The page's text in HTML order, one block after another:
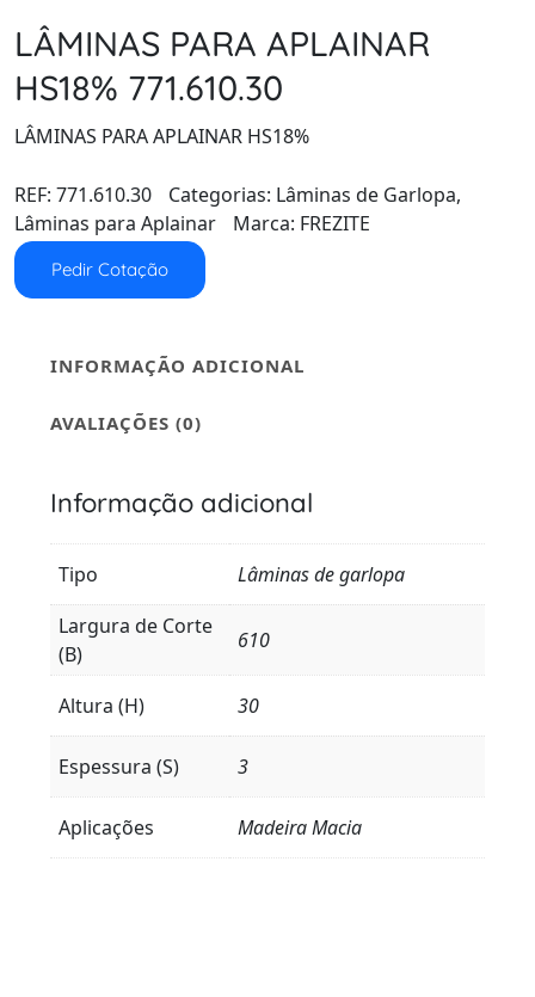
LÂMINAS PARA APLAINAR
HS18% 771.610.30
LÂMINAS PARA APLAINAR HS18%
REF: 771.610.30 Categorias: Lâminas de Garlopa,
Lâminas para Aplainar
Marca: FREZITE
Pedir Cotação
INFORMAÇÃO ADICIONAL
AVALIAÇÕES (0)
Informação adicional
Tipo
Lâminas de garlopa
Largura de Corte
(B)
610
Altura (H) 30
Espessura (S) 3
Aplicações Madeira Macia